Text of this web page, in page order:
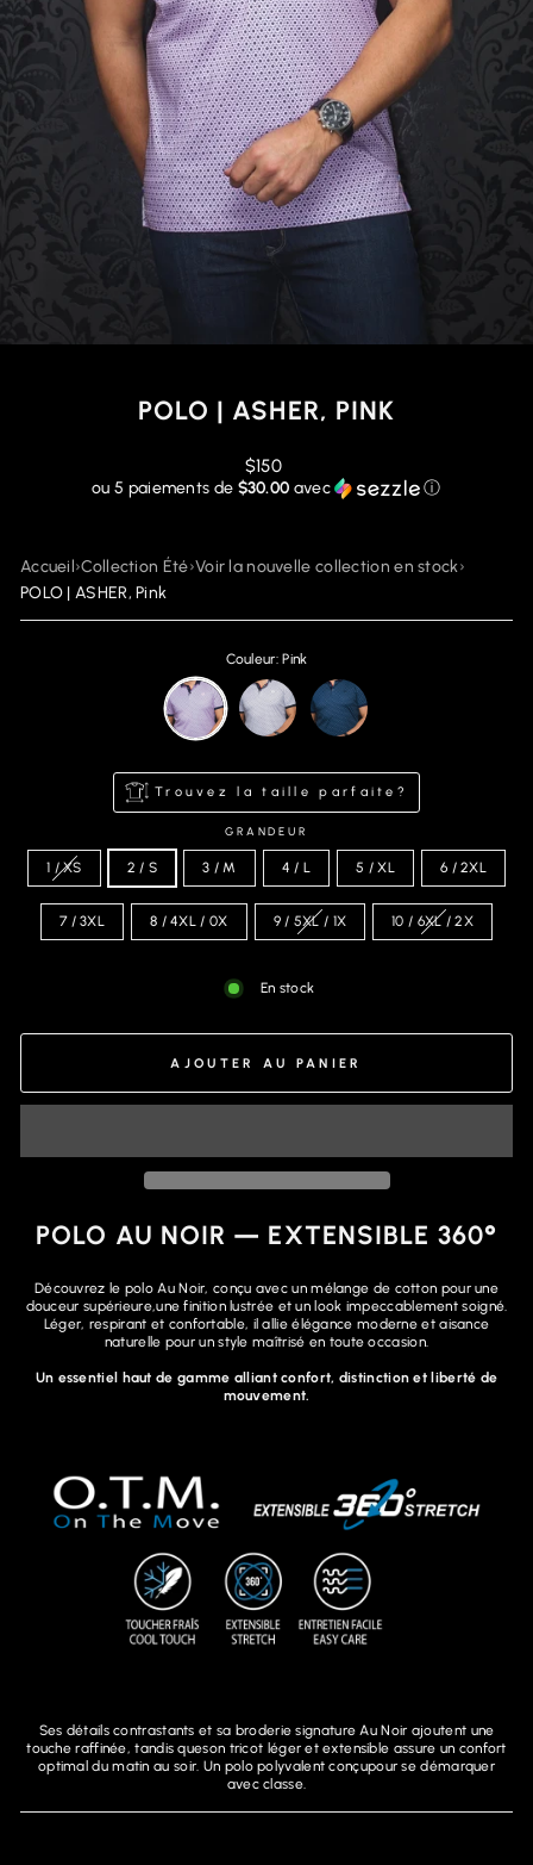
POLO | ASHER, PINK
Prix
régulier
$150
ou 5 paiements de $30.00 avec ⓘ
Accueil›Collection Été›Voir la nouvelle collection en stock›
POLO | ASHER, Pink
Couleur: Pink
Trouvez la taille parfaite?
GRANDEUR
1 / XS 2 / S 3 / M 4 / L 5 / XL 6 / 2XL
7 / 3XL 8 / 4XL / 0X 9 / 5XL / 1X 10 / 6XL / 2X
En stock
AJOUTER AU PANIER
POLO AU NOIR — EXTENSIBLE 360°
Découvrez le polo Au Noir, conçu avec un mélange de cotton pour une
douceur supérieure,une finition lustrée et un look impeccablement soigné.
Léger, respirant et confortable, il allie élégance moderne et aisance
naturelle pour un style maîtrisé en toute occasion.
Un essentiel haut de gamme alliant confort, distinction et liberté de
mouvement.
Ses détails contrastants et sa broderie signature Au Noir ajoutent une
touche raffinée, tandis queson tricot léger et extensible assure un confort
optimal du matin au soir. Un polo polyvalent conçupour se démarquer
avec classe.